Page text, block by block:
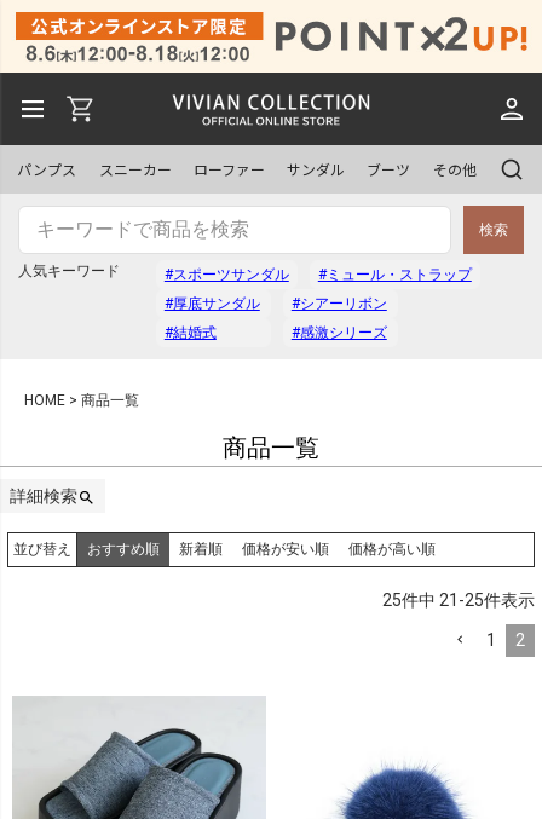
パンプス スニーカー ローファー サンダル ブーツ その他
検索
人気キーワード #スポーツサンダル
#ミュール・ストラップ
#厚底サンダル
#シアーリボン
#結婚式
#感激シリーズ
HOME 商品一覧
商品一覧
詳細検索
予約商品
並び順
新着順
価格が安い順 価格が高い順
検索
並び替え おすすめ順 新着順 価格が安い順 価格が高い順
25件中 21 -25件表示
1 2